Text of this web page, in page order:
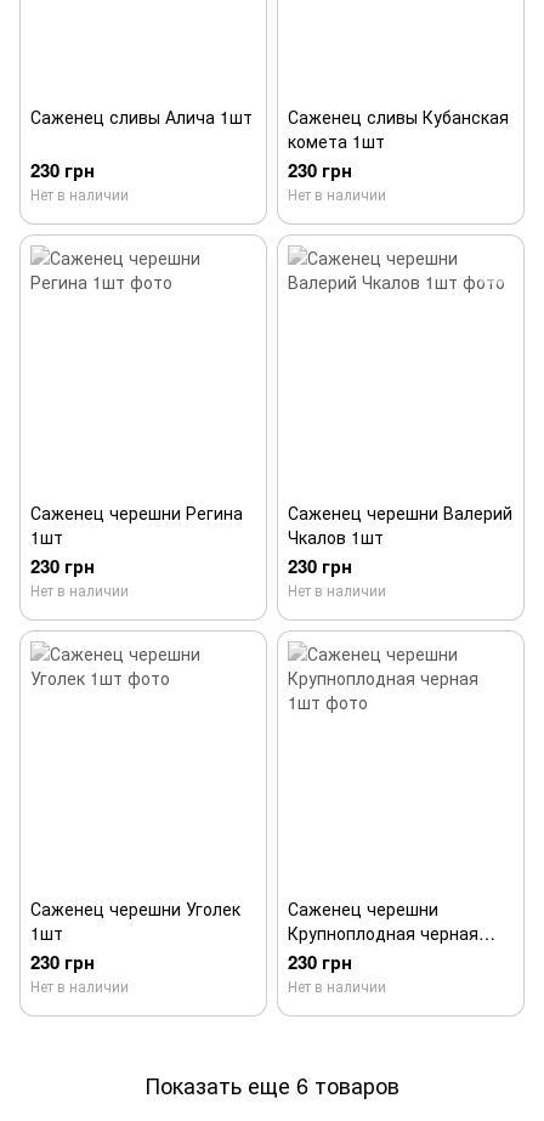
Саженец сливы Алича 1шт
230 грн
Нет в наличии
Саженец сливы Кубанская
комета 1шт
230 грн
Нет в наличии
Саженец черешни Регина
1шт
230 грн
Нет в наличии
Саженец черешни Валерий
Чкалов 1шт
230 грн
Нет в наличии
Саженец черешни Уголек
1шт
230 грн
Нет в наличии
Саженец черешни
Крупноплодная черная
1шт
230 грн
Нет в наличии
Показать еще 6 товаров